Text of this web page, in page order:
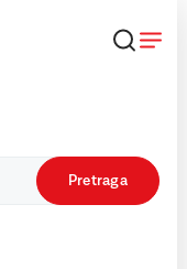
Pretraga